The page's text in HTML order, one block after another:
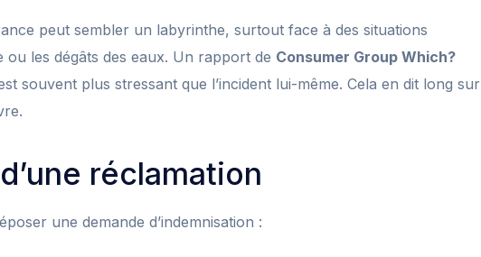
peut sembler un labyrinthe, surtout face à des situations
ou les dégâts des eaux. Un rapport de Consumer Group Which?
souvent plus stressant que l’incident lui-même. Cela en dit long sur
réclamation
une demande d’indemnisation :